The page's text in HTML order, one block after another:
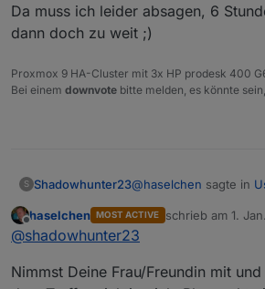
Wenn bei Euch auch
Bescheid sagen. Ich kann mit
@ Shadowhunter23
An alle Anderen... ich hoffe,
Da muss ich leider absagen, 6
dann doch zu weit ;)
Proxmox 9 HA-Cluster mit 3x HP prodesk 400
Bei einem downvote bitte melden, es könnte
S Shadowhunter23@haselchen sagte in
Celle
Sicherheit noch
@ Shadowhunter23
Da muss ich leider
fahren ist dann doch
Offline
haselchen MOST ACTIVE schrieb am 1.
zuletzt editiert von
@shadowhunter23
Nimmst Deine Frau/Freundin mit